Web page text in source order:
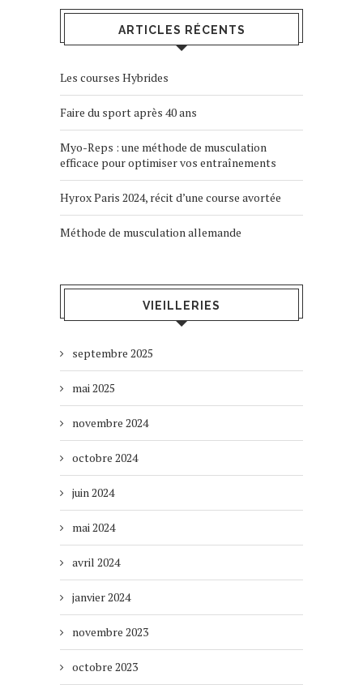
ARTICLES RÉCENTS
Les courses Hybrides
Faire du sport après 40 ans
Myo-Reps : une méthode de musculation
efficace pour optimiser vos entraînements
Hyrox Paris 2024, récit d’une course avortée
Méthode de musculation allemande
VIEILLERIES
septembre 2025
mai 2025
novembre 2024
octobre 2024
juin 2024
mai 2024
avril 2024
janvier 2024
novembre 2023
octobre 2023